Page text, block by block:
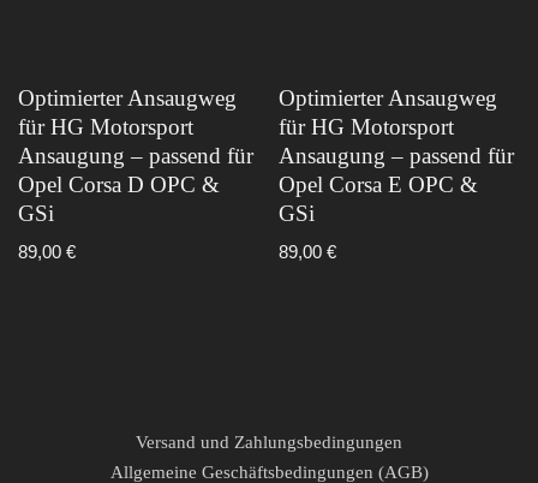
Optimierter Ansaugweg
für HG Motorsport
Ansaugung – passend für
Opel Corsa D OPC &
GSi
89,00 €
Optimierter Ansaugweg
für HG Motorsport
Ansaugung – passend für
Opel Corsa E OPC &
GSi
89,00€
Versand und Zahlungsbedingungen
Allgemeine Geschäftsbedingungen (AGB)